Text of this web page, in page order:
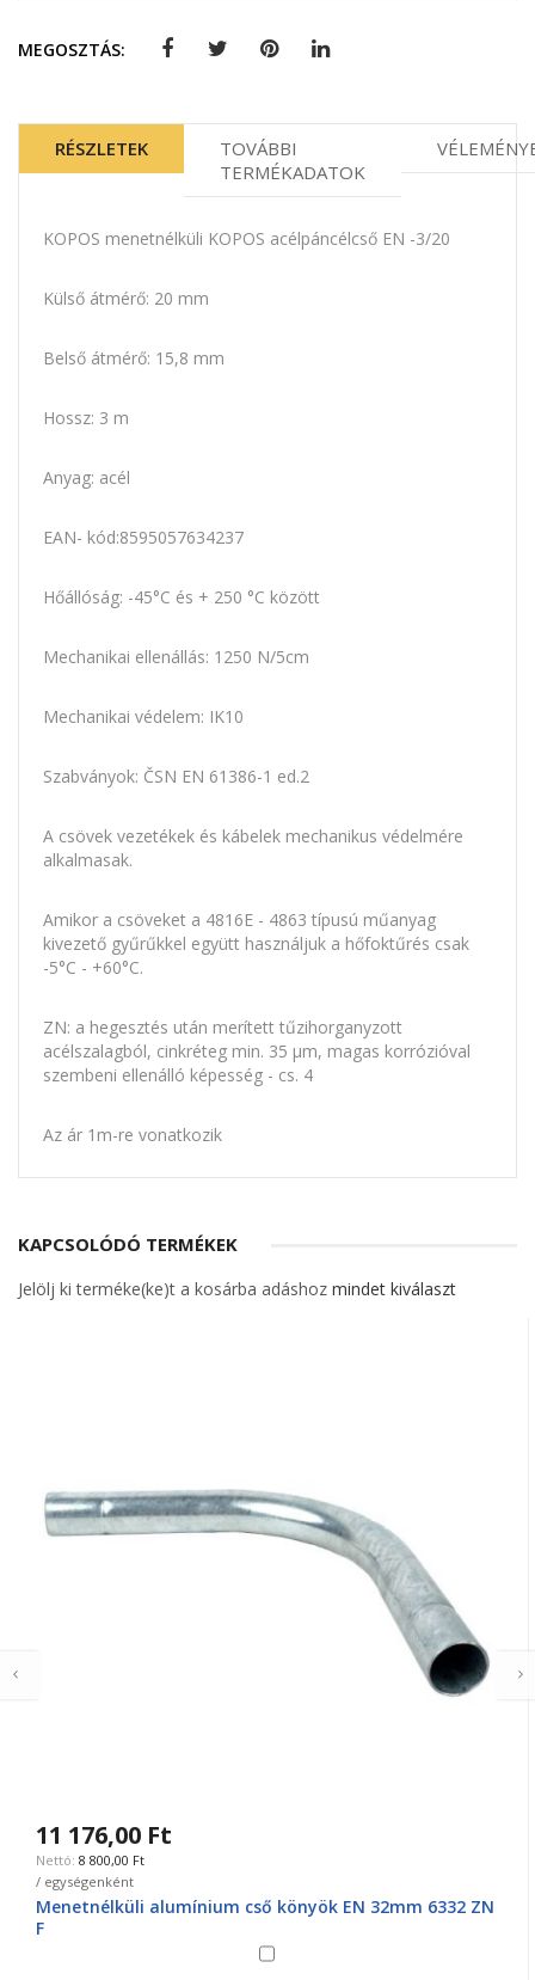
MEGOSZTÁS:
RÉSZLETEK
TOVÁBBI
TERMÉKADATOK
KOPOS menetnélküli KOPOS acélpáncélcső EN -3/20
Külső átmérő: 20 mm
Belső átmérő: 15,8 mm
Hossz: 3 m
Anyag: acél
EAN- kód:8595057634237
Hőállóság: -45°C és + 250 °C között
Mechanikai ellenállás: 1250 N/5cm
Mechanikai védelem: IK10
Szabványok: ČSN EN 61386-1 ed.2
A csövek vezetékek és kábelek mechanikus védelmére
alkalmasak.
Amikor a csöveket a 4816E - 4863 típusú műanyag
kivezető gyűrűkkel együtt használjuk a hőfoktűrés csak
-5°C - +60°C.
ZN: a hegesztés után merített tűzihorganyzott
acélszalagból, cinkréteg min. 35 μm, magas korrózióval
szembeni ellenálló képesség - cs. 4
Az ár 1m-re vonatkozik
KAPCSOLÓDÓ TERMÉKEK
Jelölj ki terméke(ke)t a kosárba adáshoz mindet kiválaszt
11 176,00 Ft
8 800,00 Ft
/ egységenként
Menetnélküli alumínium cső könyök EN 32mm 6332 ZN
F